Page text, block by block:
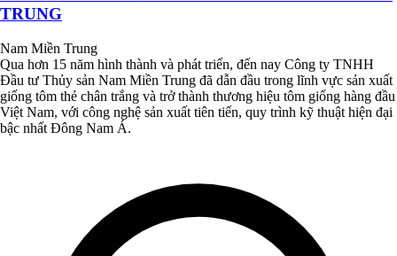
TRUNG
Nam Miền Trung
Qua hơn 15 năm hình thành và phát triển, đến nay Công ty TNHH
Đầu tư Thủy sản Nam Miền Trung đã dẫn đầu trong lĩnh vực sản xuất
giống tôm thẻ chân trắng và trở thành thương hiệu tôm giống hàng đầu
Việt Nam, với công nghệ sản xuất tiên tiến, quy trình kỹ thuật hiện đại
bậc nhất Đông Nam Á.